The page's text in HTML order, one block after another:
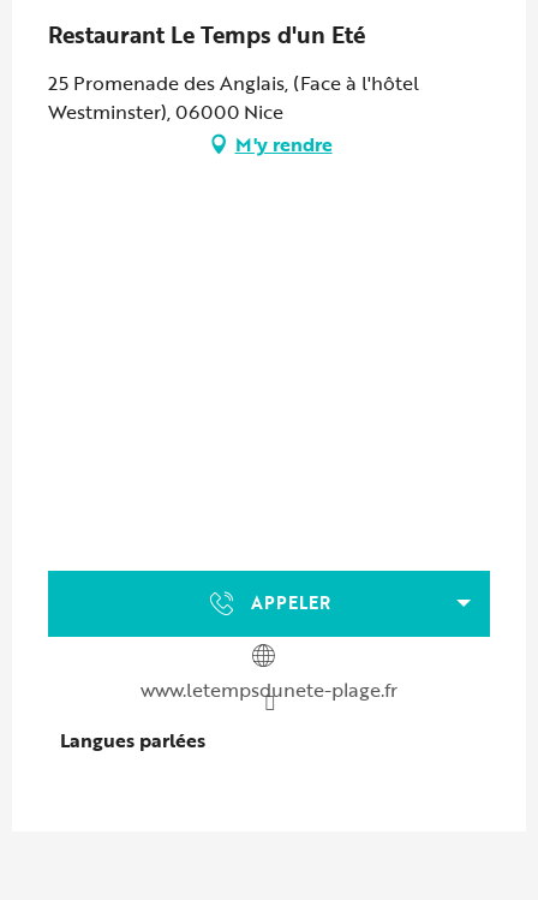
Restaurant Le Temps d'un Eté
25 Promenade des Anglais, (Face à l'hôtel
Westminster), 06000 Nice
M'y rendre
APPELER
www.letempsdunete-plage.fr
Langues parlées
Langues parlées